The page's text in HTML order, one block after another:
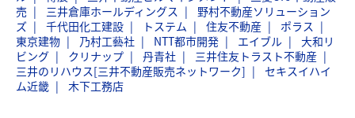
売
三井倉庫ホールディングス
野村不動産ソリューション
ズ
千代田化工建設 トステム 住友不動産
ポラス
東京建物
乃村工藝社 NTT都市開発 エイブル
大和リ
ビング
クリナップ 丹青社
三井住友トラスト不動産
三井のリハウス[三井不動産販売ネットワーク]
セキスイハイ
ム近畿
木下工務店